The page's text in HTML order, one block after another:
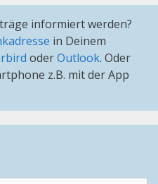
informiert werden?
in Deinem
oderOutlook. Oder
z.B. mit der App